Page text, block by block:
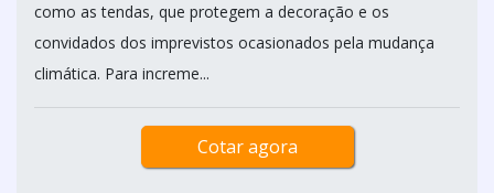
como as tendas, que protegem a decoração e os
convidados dos imprevistos ocasionados pela mudança
climática. Para increme...
Cotar agora